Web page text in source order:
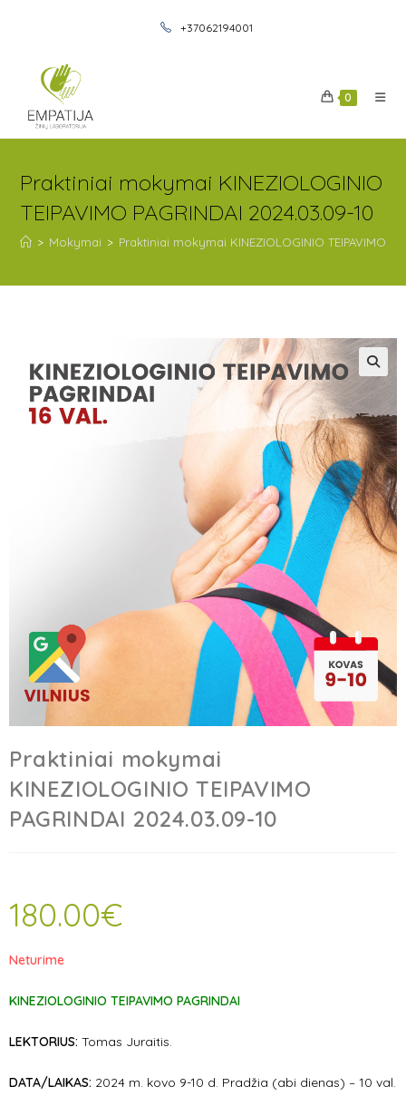
+37062194001
0
Praktiniai mokymai KINEZIOLOGINIO
TEIPAVIMO PAGRINDAI 2024.03.09-10
> Mokymai > Praktiniai mokymai KINEZIOLOGINIO TEIPAVIMO
Praktiniai mokymai
KINEZIOLOGINIO TEIPAVIMO
PAGRINDAI 2024.03.09-10
180.00€
Neturime
KINEZIOLOGINIO TEIPAVIMO PAGRINDAI
LEKTORIUS: Tomas Juraitis.
DATA/LAIKAS: 2024 m. kovo 9-10 d. Pradžia (abi dienas) – 10 val.